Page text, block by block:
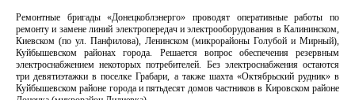
Ремонтные бригады «Донецкоблэнерго» проводят оперативные работы по
ремонту и замене линий электропередач и электрооборудования в Калининском,
Киевском (по ул. Панфилова), Ленинском (микрорайоны Голубой и Мирный),
Куйбышевском районах города. Решается вопрос обеспечения резервным
электроснабжением некоторых потребителей. Без электроснабжения остаются
три девятиэтажки в поселке Грабари, а также шахта «Октябрьский рудник» в
Куйбышевском районе города и пятьдесят домов частников в Кировском районе